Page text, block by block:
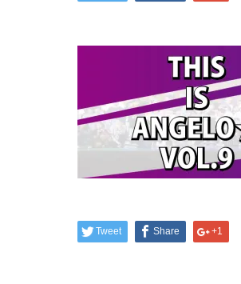
Tweet Share +1